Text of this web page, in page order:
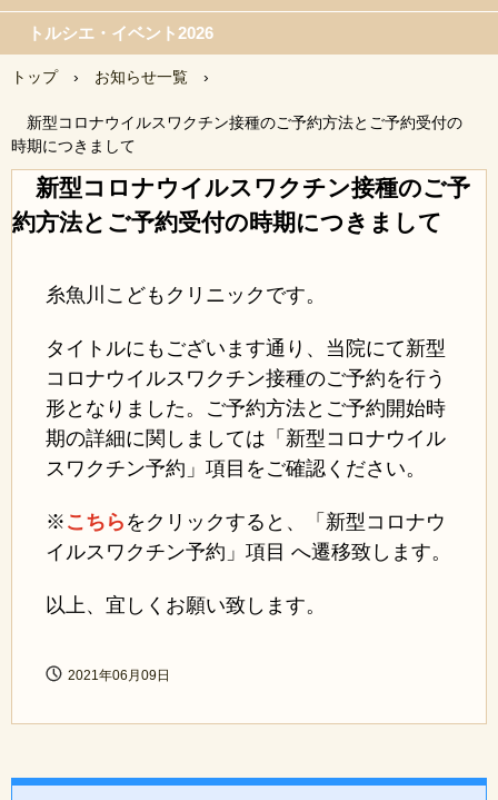
トルシエ・イベント2026
トップ › お知らせ一覧 ›
新型コロナウイルスワクチン接種のご予約方法とご予約受付の
時期につきまして
新型コロナウイルスワクチン接種のご予
約方法とご予約受付の時期につきまして
糸魚川こどもクリニックです。
タイトルにもございます通り、当院にて新型
コロナウイルスワクチン接種のご予約を行う
形となりました。ご予約方法とご予約開始時
期の詳細に関しましては「新型コロナウイル
スワクチン予約」項目をご確認ください。
※ こちら をクリックすると、「新型コロナウ
イルスワクチン予約」項目 へ遷移致します。
以上、宜しくお願い致します。
2021年06月09日